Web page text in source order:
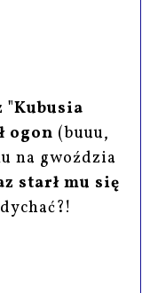
"Kubusia
ogon (buuu,
na gwoździa
starł mu się